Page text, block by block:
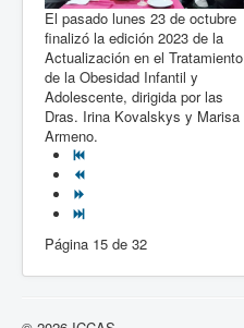
El pasado lunes 23 de octubre
finalizó la edición 2023 de la
Actualización en el Tratamiento
de la Obesidad Infantil y
Adolescente, dirigida por las
Dras. Irina Kovalskys y Marisa
Armeno.
Página 15 de 32